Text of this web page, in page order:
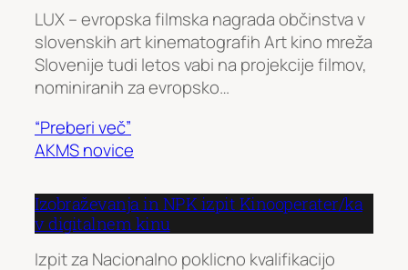
LUX – evropska filmska nagrada občinstva v
slovenskih art kinematografih Art kino mreža
Slovenije tudi letos vabi na projekcije filmov,
nominiranih za evropsko…
“Preberi več”
AKMS novice
Izobraževanja in NPK izpit Kinooperater/ka
v digitalnem kinu
Izpit za Nacionalno poklicno kvalifikacijo